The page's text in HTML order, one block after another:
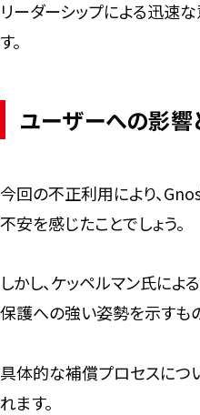
リーダーシップによる迅速
す。
ユーザーへの影響
今回の不正利用により、
不安を感じたことでしょう。
しかし、ケッペルマン氏に
保護への強い姿勢を示すも
具体的な補償プロセスにつ
れます。